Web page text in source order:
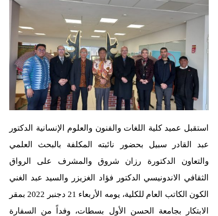
استقبل عميد كلية اللغات والفنون والعلوم الإنسانية الدكتور
عبد القادر سبيل بحضور نائبته المكلفة بالبحث العلمي
والتعاون الدكتورة رزان شروق والمشرف على الرواق
الثقافي الاندونيسي الدكتور فؤاد الغزيزر والسيد عبد الغني
الكون الكاتب العام للكلية، يومه الأربعاء 21 دجنبر 2022 بمقر
الابتكار بجامعة الحسن الأول بسطات، وفداً من السفارة